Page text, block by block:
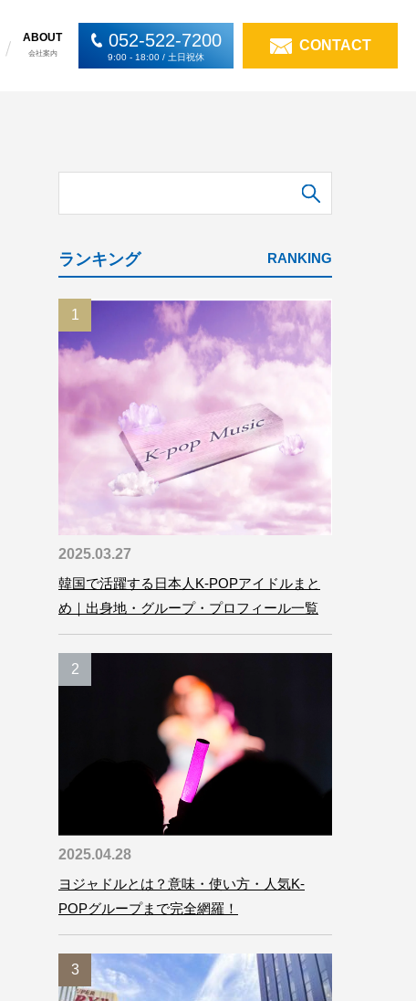
ABOUT
会社案内
052-522-7200
9:00 - 18:00 / 土日祝休
CONTACT
ランキング RANKING
2025.03.27
韓国で活躍する日本人K-POPアイドルまと
め｜出身地・グループ・プロフィール一覧
2025.04.28
ヨジャドルとは？意味・使い方・人気K-
POPグループまで完全網羅！